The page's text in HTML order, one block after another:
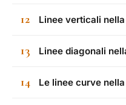
12 Linee verticali
13 Linee diagonali
14 Le linee curve